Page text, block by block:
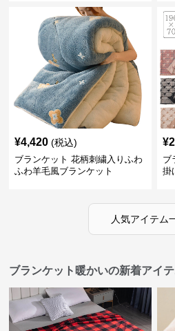
¥4,420 (税込)
ブランケット 花柄刺繍入りふわ
ふわ羊毛風ブランケット
¥
ブ
掛
人気アイテム
ブランケット暖かいの新着アイ